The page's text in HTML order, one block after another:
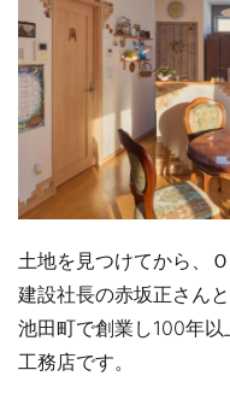
土地を見つけてから、
建設社長の赤坂正さん
池田町で創業し100年
工務店です。